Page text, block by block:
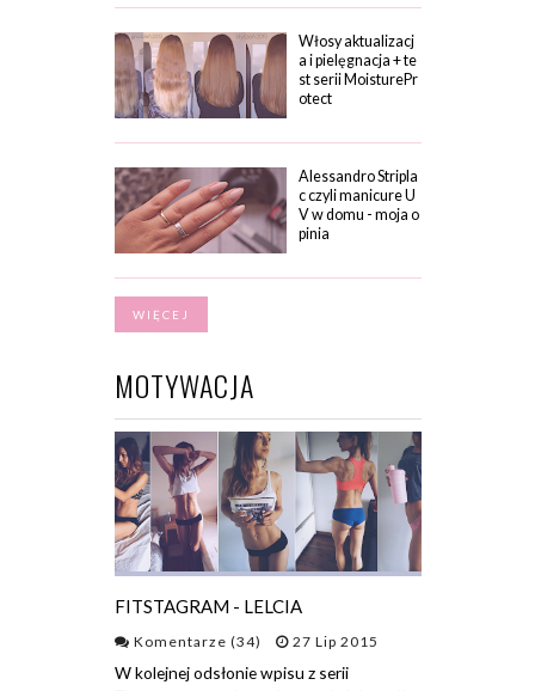
Włosy aktualizacj
a i pielęgnacja + te
st serii MoisturePr
otect
Alessandro Stripla
c czyli manicure U
V w domu - moja o
pinia
WIĘCEJ
MOTYWACJA
FITSTAGRAM - LELCIA
Komentarze (34) 27 Lip 2015
W kolejnej odsłonie wpisu z serii